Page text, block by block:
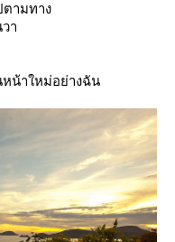
ตามทาง
า
น้าใหม่อย่างฉัน